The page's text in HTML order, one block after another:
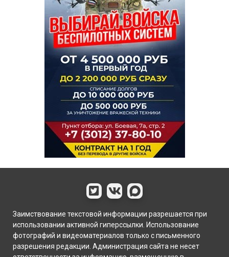
Заимствование текстовой информации разрешается при
использовании активной гиперссылки. Использование
фотографий и видеоматериалов только с письменного
разрешения редакции. Администрация сайта не несет